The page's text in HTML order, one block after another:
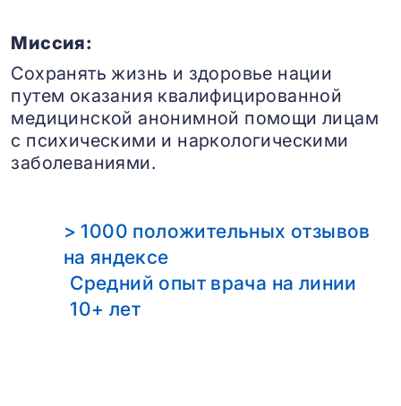
Миссия:
Сохранять жизнь и здоровье нации
путем оказания квалифицированной
медицинской анонимной помощи лицам
с психическими и наркологическими
заболеваниями.
> 1000 положительных отзывов
на яндексе
Средний опыт врача на линии
10+ лет